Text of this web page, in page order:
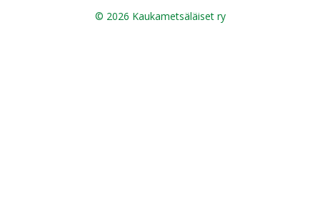
© 2026 Kaukametsäläiset ry